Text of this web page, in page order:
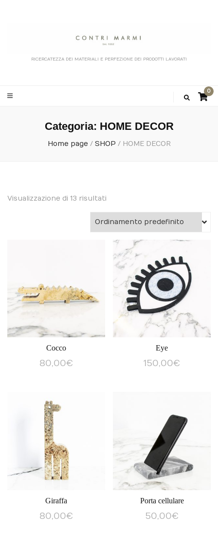
RICERCATEZZA DEI MATERIALI E PERFEZIONE DEI PRODOTTI LAVORATI
0
Categoria: HOME DECOR
Home page / SHOP / HOME DECOR
Visualizzazione di 13 risultati
Cocco
80,00€
Eye
150,00€
Giraffa
80,00€
Porta cellulare
50,00€